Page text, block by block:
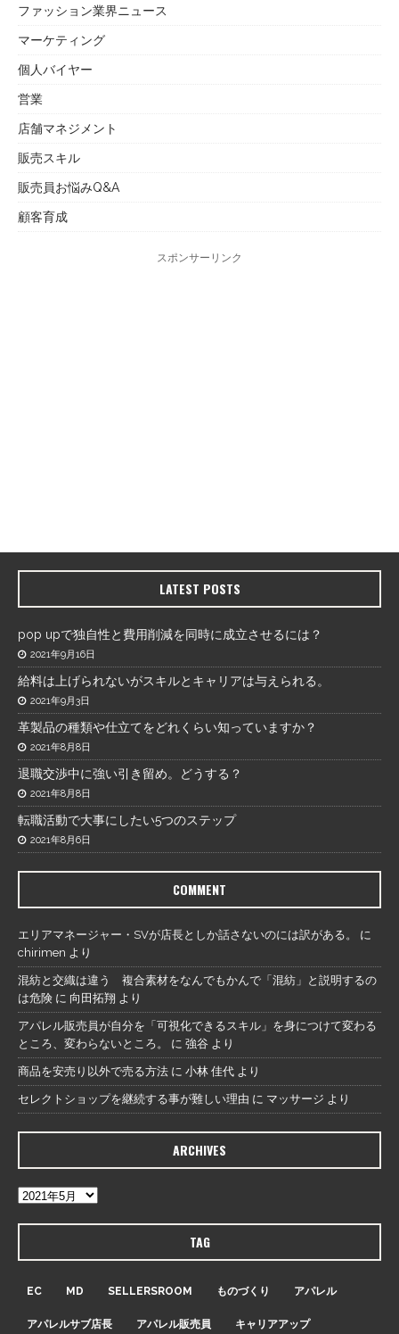
ファッション業界ニュース
マーケティング
個人バイヤー
営業
店舗マネジメント
販売スキル
販売員お悩みQ&A
顧客育成
スポンサーリンク
LATEST POSTS
pop upで独自性と費用削減を同時に成立させるには？
2021年9月16日
給料は上げられないがスキルとキャリアは与えられる。
2021年9月3日
革製品の種類や仕立てをどれくらい知っていますか？
2021年8月8日
退職交渉中に強い引き留め。どうする？
2021年8月8日
転職活動で大事にしたい5つのステップ
2021年8月6日
COMMENT
エリアマネージャー・SVが店長としか話さないのには訳がある。
に
chirimen より
混紡と交織は違う 複合素材をなんでもかんで「混紡」と説明するの
は危険 に 向田拓翔 より
アパレル販売員が自分を「可視化できるスキル」を身につけて変わる
ところ、変わらないところ。
に 強谷 より
商品を安売り以外で売る方法 に 小林 佳代 より
セレクトショップを継続する事が難しい理由 に マッサージ より
ARCHIVES
TAG
EC MD SELLERSROOM ものづくり アパレル
アパレルサブ店長 アパレル販売員 キャリアアップ